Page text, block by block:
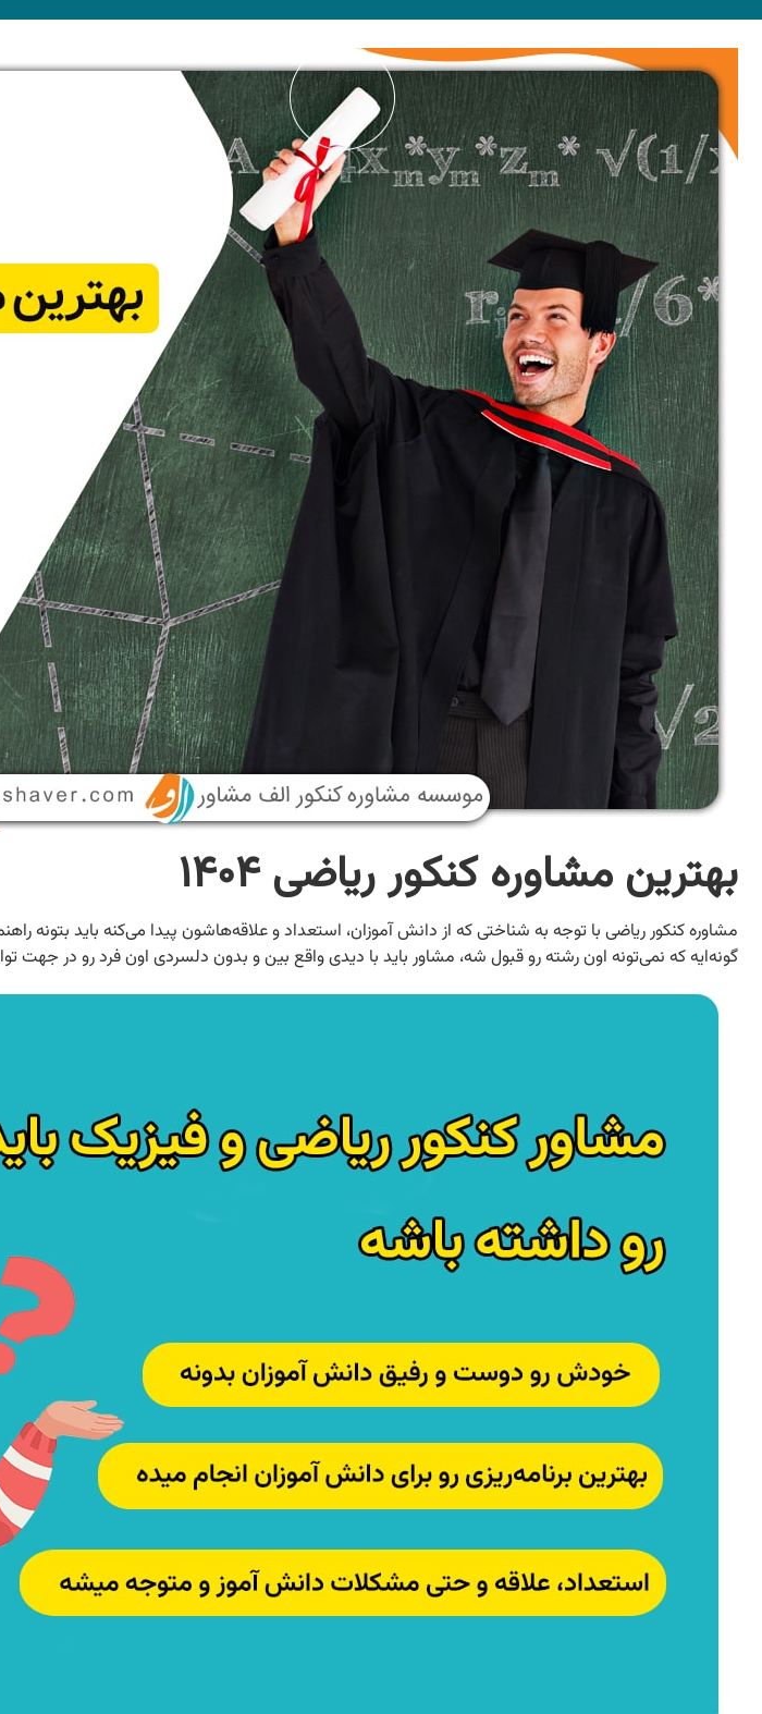
بهترین مشاوره کنکور ریاضی ۱۴۰۴
مشاوره کنکور ریاضی با توجه به شناختی که از دانش آموزان، استعداد و علاقه‌هاشون پیدا می‌کنه باید بتونه
گونه‌ایه که نمی‌تونه اون رشته رو قبول شه، مشاور باید با دیدی واقع بین و بدون دلسردی اون فرد رو در جهت